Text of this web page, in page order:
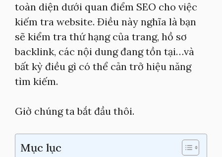
toàn diện dưới quan điểm SEO cho việc
kiếm tra website. Điều này nghĩa là bạn
sẽ kiểm tra thứ hạng của trang, hồ sơ
backlink, các nội dung đang tồn tại…và
bất kỳ điều gì có thể cản trở hiệu năng
tìm kiếm.
Giờ chúng ta bắt đầu thôi.
Mục lục